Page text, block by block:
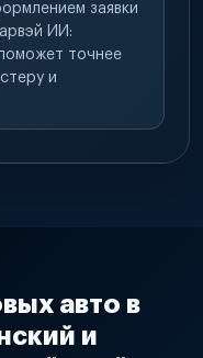
заявки
ИИ:
точнее
и
авто в
и